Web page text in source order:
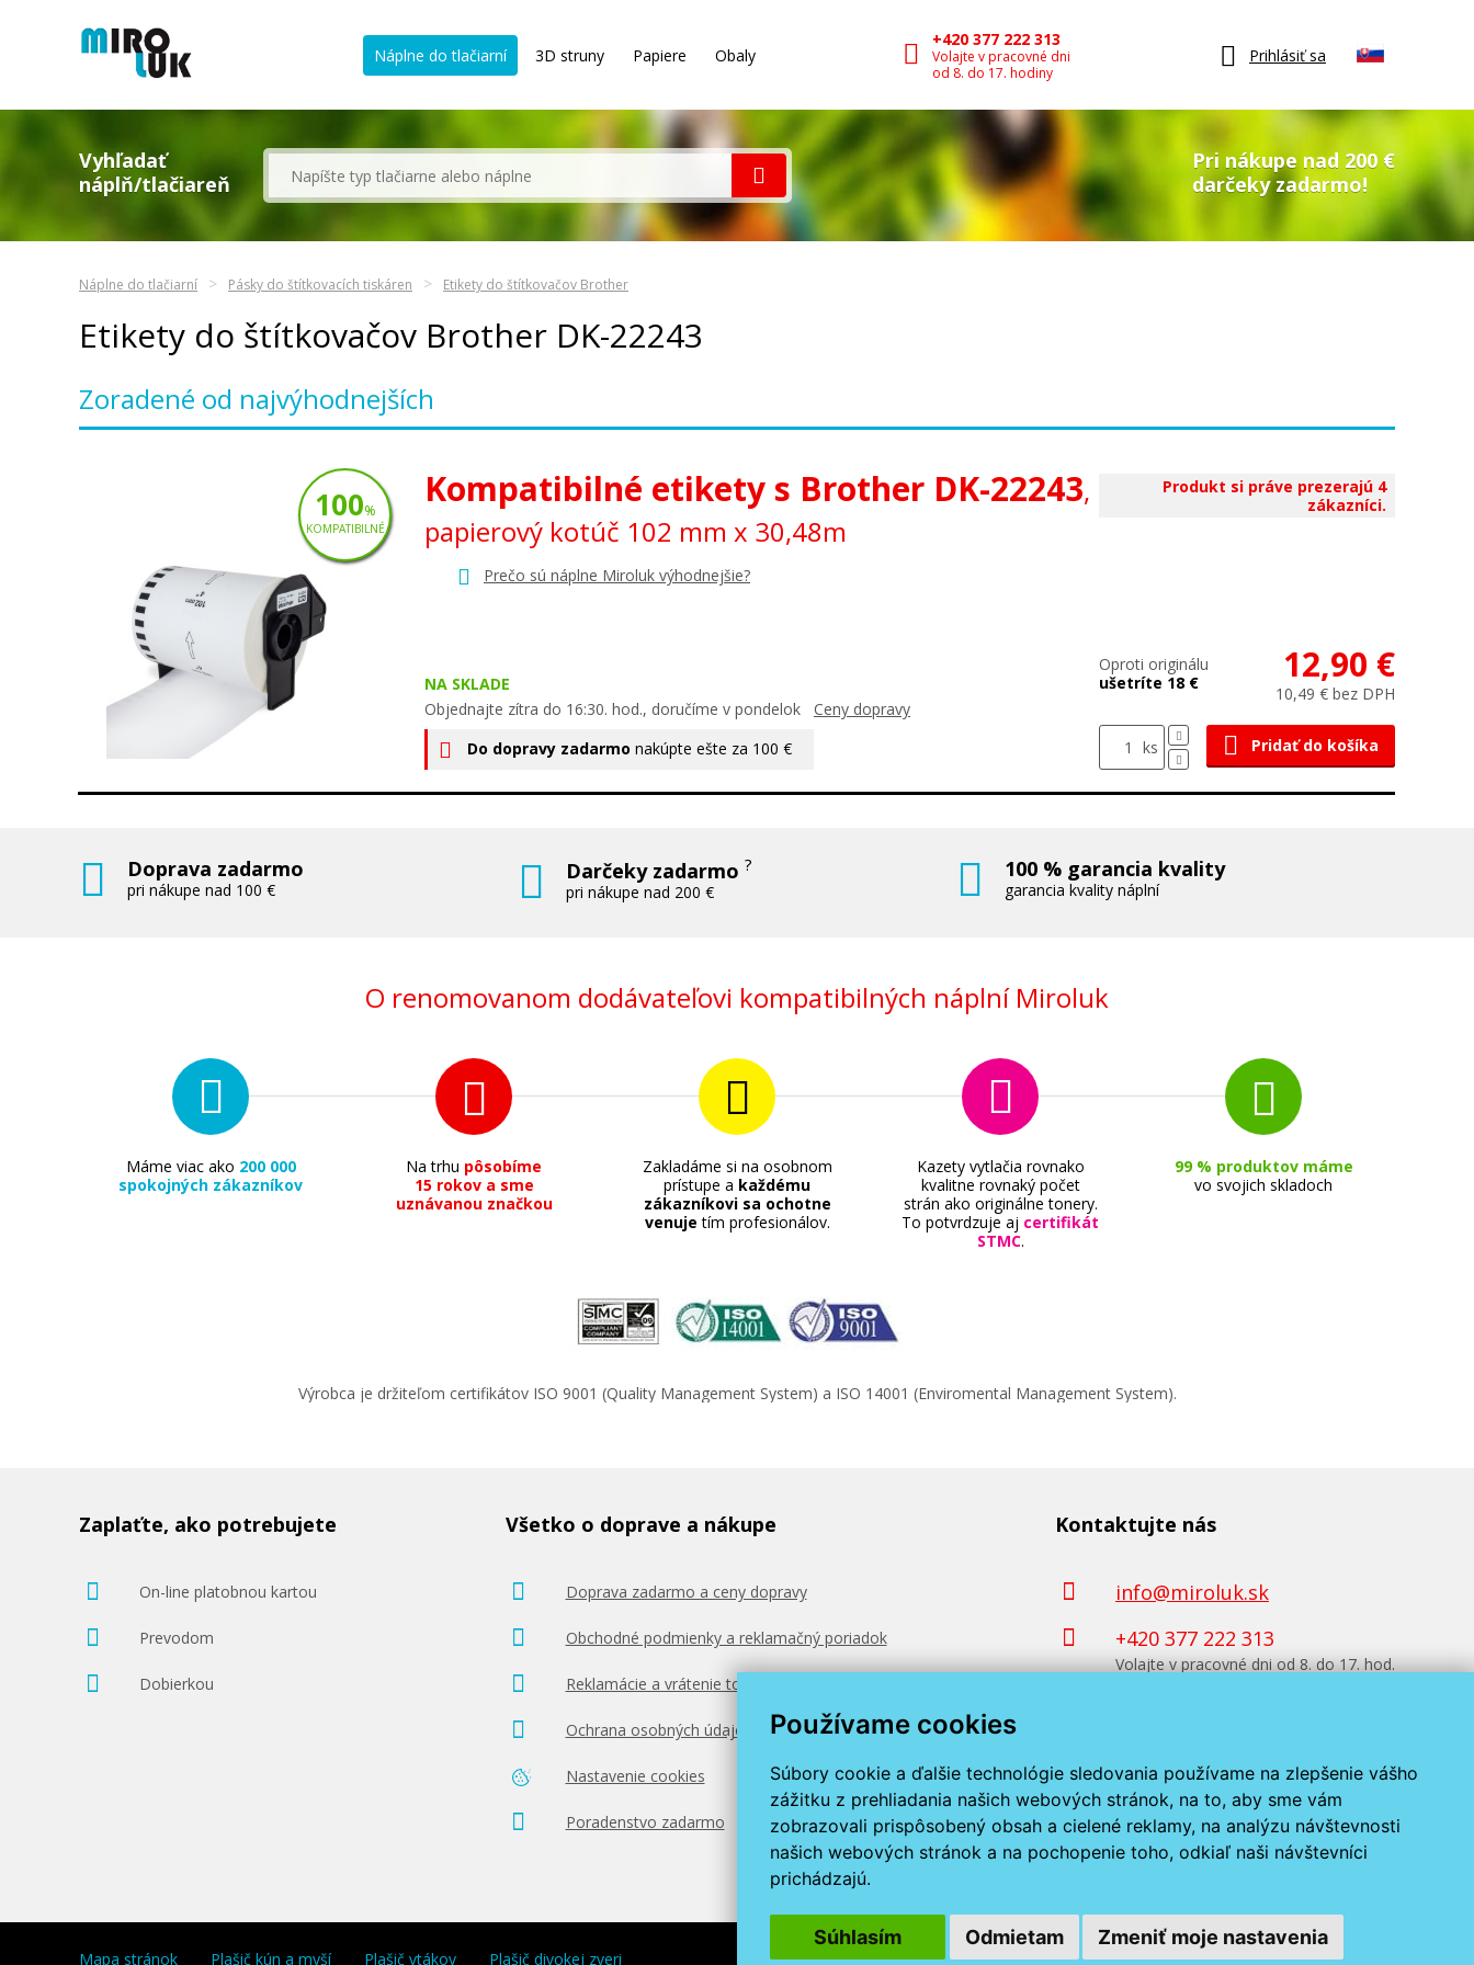
Používame cookies
Súbory cookie a ďalšie technológie sledovania používame na zlepšenie vášho
zážitku z prehliadania našich webových stránok, na to, aby sme vám
zobrazovali prispôsobený obsah a cielené reklamy, na analýzu návštevnosti
našich webových stránok a na pochopenie toho, odkiaľ naši návštevníci
prichádzajú.
Súhlasím Odmietam Zmeniť moje nastavenia
Náplne do tlačiarní 3D struny Papiere Obaly
+420 377 222 313
Volajte v pracovné dni
od 8. do 17. hodiny
Prihlásiť sa
Vyhľadať
náplň/tlačiareň
Pri nákupe nad 200 €
darčeky zadarmo!
Náplne do tlačiarní Pásky do štítkovacích tiskáren Etikety do štítkovačov Brother
Etikety do štítkovačov Brother DK-22243
Zoradené od najvýhodnejších
Kompatibilné etikety s Brother DK-22243,
papierový kotúč 102 mm x 30,48m
Prečo sú náplne Miroluk výhodnejšie?
NA SKLADE
Objednajte zítra do 16:30. hod., doručíme v pondelok Ceny dopravy
Do dopravy zadarmo nakúpte ešte za 100 €
Produkt si práve prezerajú 4
zákazníci.
Oproti originálu
ušetríte 18 €
12,90 €
10,49 € bez DPH
ks Pridať do košíka
100%
KOMPATIBILNÉ
Doprava zadarmo
pri nákupe nad 100 €
Darčeky zadarmo?
pri nákupe nad 200 €
100 % garancia kvality
garancia kvality náplní
O renomovanom dodávateľovi kompatibilných náplní Miroluk
Máme viac ako 200 000
spokojných zákazníkov
Na trhu pôsobíme
15 rokov a sme
uznávanou značkou
Zakladáme si na osobnom
prístupe a každému
zákazníkovi sa ochotne
venuje tím profesionálov.
Kazety vytlačia rovnako
kvalitne rovnaký počet
strán ako originálne tonery.
To potvrdzuje aj certifikát
STMC.
99 % produktov máme
vo svojich skladoch
Výrobca je držiteľom certifikátov ISO 9001 (Quality Management System) a ISO 14001 (Enviromental Management System).
Zaplaťte, ako potrebujete
On-line platobnou kartou
Prevodom
Dobierkou
Všetko o doprave a nákupe
Doprava zadarmo a ceny dopravy
Obchodné podmienky a reklamačný poriadok
Reklamácie a vrátenie tovaru
Ochrana osobných údajov
Nastavenie cookies
Poradenstvo zadarmo
Kontaktujte nás
info@miroluk.sk
+420 377 222 313
Volajte v pracovné dni od 8. do 17. hod.
Mapa stránok Plašič kún a myší Plašič vtákov Plašič divokej zveri